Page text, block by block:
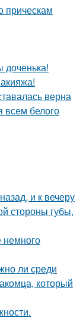
прическам
доченька!
верна
белого
и к вечеру
стороны губы,
немного
ли среди
который